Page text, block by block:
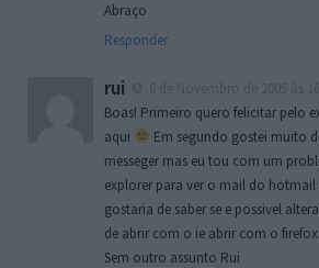
Abraço
Responder
rui
Boas! Primeiro quero felicitar pelo
aqui
Em segundo gostei muito
messeger mas eu tou com um
explorer para ver o mail do hotmail
gostaria de saber se e possivel
de abrir com o ie abrir com o firefox.
Sem outro assunto Rui